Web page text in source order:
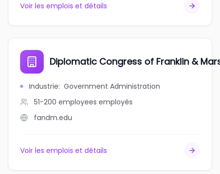
Voir les emplois et détails
Diplomatic Congress of Franklin &
Industrie: Government Administration
51-200 employees employés
fandm.edu
Voir les emplois et détails